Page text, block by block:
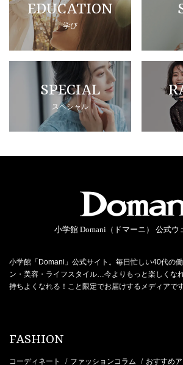
EDUCATION
学び
SPECIAL
スペシャル
小学館 Domani（ドマーニ） 公式ウ
小学館「Domani」公式サイト。毎日忙しい40代の
ン・美容・ライフスタイル…今よりもっと楽しくな
持ちよくなれる！こと限定でお届けするメディアです
FASHION
コーディネート / ファッションコラム / おすすめ